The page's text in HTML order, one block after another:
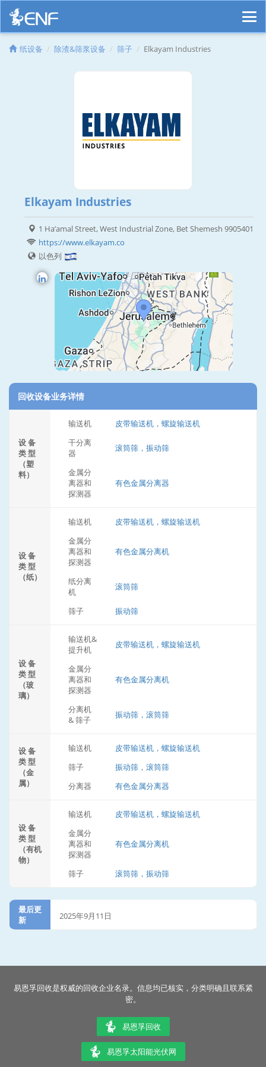
纸设备 除渣&筛浆设备 筛子 Elkayam Industries
Elkayam Industries
1 Ha’amal Street, West Industrial Zone, Bet Shemesh 9905401
https://www.elkayam.co
以色列
回收设备业务详情
设 备
类 型
（塑
料）
输送机
皮带输送机，螺旋输送机
干分离
器
滚筒筛，振动筛
金属分
离器和
探测器
有色金属分离器
设 备
类 型
（纸）
输送机
皮带输送机，螺旋输送机
金属分
离器和
探测器
有色金属分离机
纸分离
机
滚筒筛
筛子 振动筛
设 备
类 型
（玻
璃）
输送机&
提升机
皮带输送机，螺旋输送机
金属分
离器和
探测器
有色金属分离机
分离机
& 筛子
振动筛，滚筒筛
设 备
类 型
（金
属）
输送机
皮带输送机，螺旋输送机
筛子
振动筛，滚筒筛
分离器
有色金属分离器
设 备
类 型
（有机
物）
输送机
皮带输送机，螺旋输送机
金属分
离器和
探测器
有色金属分离机
筛子 滚筒筛，振动筛
最后更
新
2025年9月11日
易恩孚回收是权威的回收企业名录。信息均已核实，分类明确且联系紧
密。
易恩孚回收
易恩孚太阳能光伏网